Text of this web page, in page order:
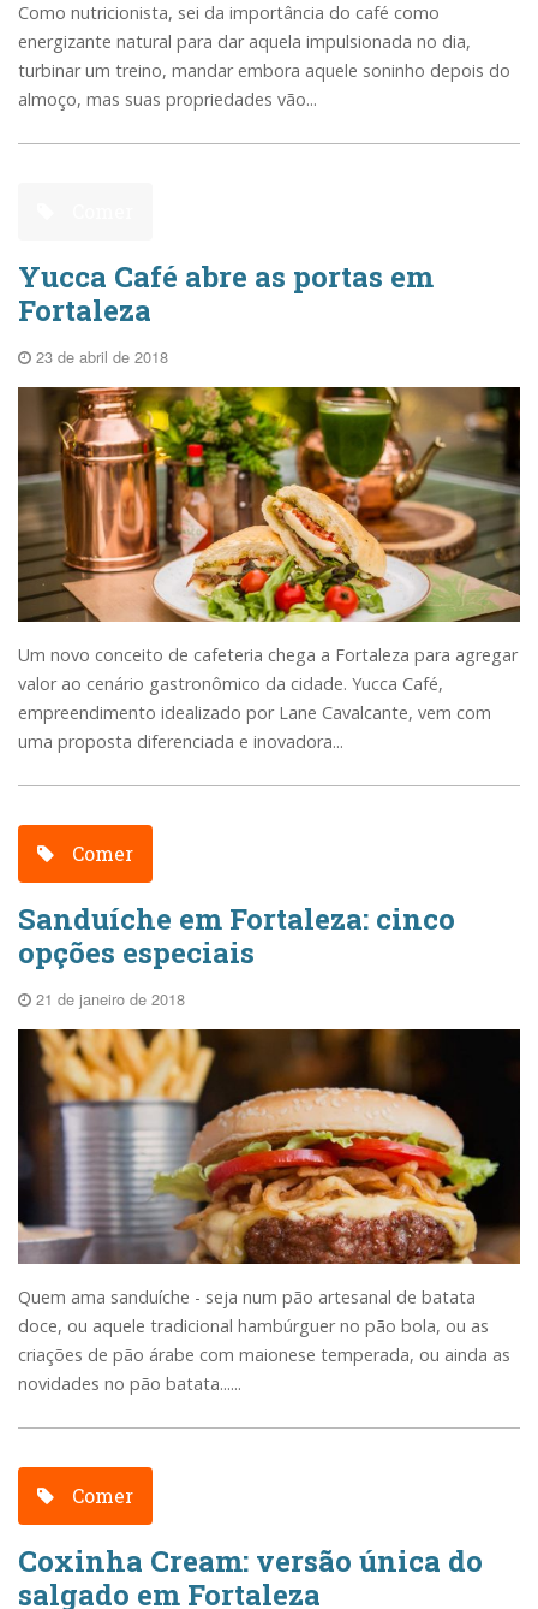
Como nutricionista, sei da importância do café como
energizante natural para dar aquela impulsionada no dia,
turbinar um treino, mandar embora aquele soninho depois do
almoço, mas suas propriedades vão...
Yucca Café abre as portas em
Fortaleza
23 de abril de 2018
Um novo conceito de cafeteria chega a Fortaleza para agregar
valor ao cenário gastronômico da cidade. Yucca Café,
empreendimento idealizado por Lane Cavalcante, vem com
uma proposta diferenciada e inovadora...
Comer
Sanduíche em Fortaleza: cinco
opções especiais
21 de janeiro de 2018
Quem ama sanduíche - seja num pão artesanal de batata
doce, ou aquele tradicional hambúrguer no pão bola, ou as
criações de pão árabe com maionese temperada, ou ainda as
novidades no pão batata......
Comer
Coxinha Cream: versão única do
salgado em Fortaleza